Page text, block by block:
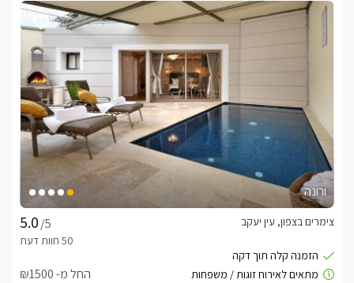
איכותיים, מטבח מאובזר במלואו, מכונת קפה, מדיח כלים, תמי 4,
מיזוג אוויר בכל רחבי הווילה ושירות אישי ואדיב. כל פרט תוכנן כדי
להעניק נוחות מקסימלית במהלך החופשה.
למי אנחנו מתאימים?
שאטו פרסטיז' מתאימה במיוחד למשפחות גדולות, קבוצות חברים,
סופי שבוע משותפים, ימי גיבוש ואירועים פרטיים באווירה יוקרתית.
הווילה יכולה לארח עד 50 אורחים בתוספת תשלום , ומהווה בחירה
מלאה בגליל המערבי.
לצפייה באטרקציות ומסעדות בקרבת וילה פרסטיז -
לחצו כאן
ורונה
/5
צימרים בצפון, עין יעקב
החל מ- ₪1500